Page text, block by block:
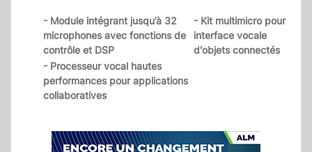
- Module intégrant jusqu’à 32
microphones avec fonctions de
contrôle et DSP
- Kit multimicro pour
interface vocale
d'objets connectés
- Processeur vocal hautes
performances pour applications
collaboratives